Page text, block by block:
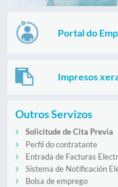
Portal do
Impresos
Outros Servizos
Solicitude de Cita Previa
Perfil do contratante
Entrada de Facturas
Sistema de Notificación
Bolsa de emprego